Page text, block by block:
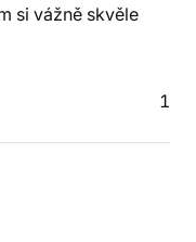
si vážně skvěle
1